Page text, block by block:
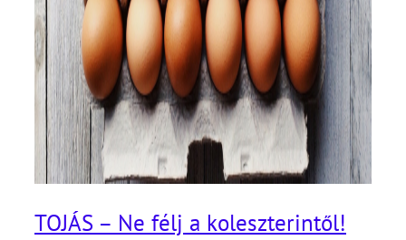
TOJÁS – Ne félj a koleszterintől!